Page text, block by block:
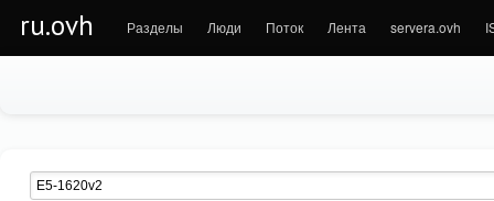
ru.ovh Разделы Люди Поток Лента servera.ovh